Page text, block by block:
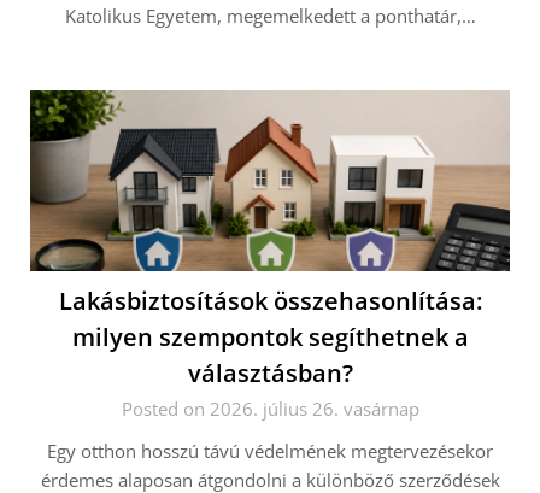
Katolikus Egyetem, megemelkedett a ponthatár,…
Lakásbiztosítások összehasonlítása:
milyen szempontok segíthetnek a
választásban?
Posted on 2026. július 26. vasárnap
Egy otthon hosszú távú védelmének megtervezésekor
érdemes alaposan átgondolni a különböző szerződések